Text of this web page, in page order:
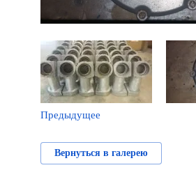
Предыдущее
Вернуться в галерею